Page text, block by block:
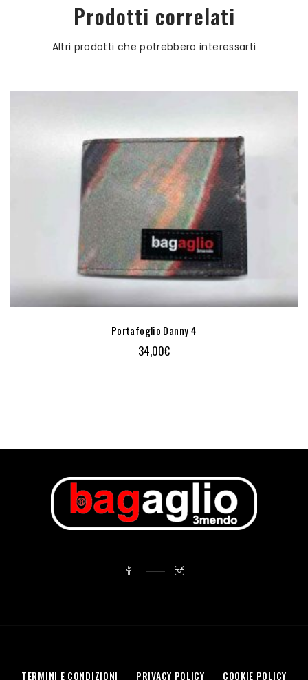
Prodotti correlati
Altri prodotti che potrebbero interessarti
Portafoglio Danny 4
34,00€
TERMINI E CONDIZIONI PRIVACY POLICY COOKIE POLICY